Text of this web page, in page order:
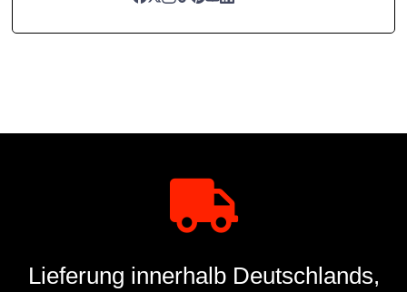
Lieferung innerhalb Deutschlands,